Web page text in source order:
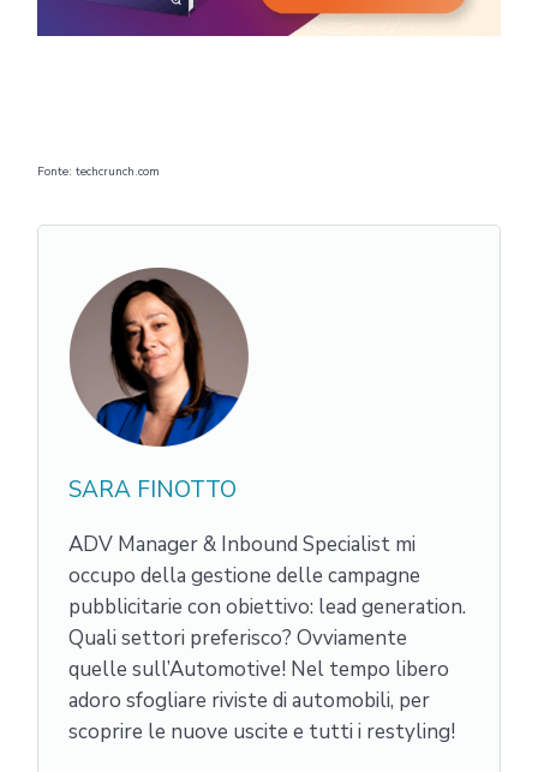
Fonte: techcrunch.com
SARA FINOTTO
ADV Manager & Inbound Specialist mi
occupo della gestione delle campagne
pubblicitarie con obiettivo: lead generation.
Quali settori preferisco? Ovviamente
quelle sull’Automotive! Nel tempo libero
adoro sfogliare riviste di automobili, per
scoprire le nuove uscite e tutti i restyling!